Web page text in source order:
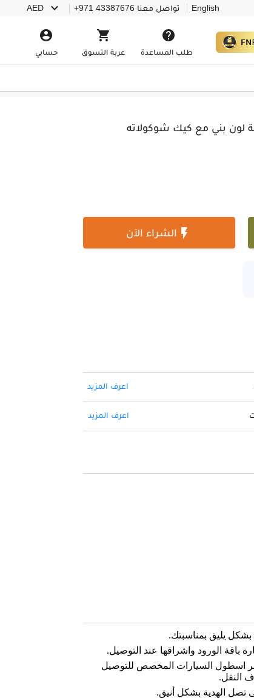
English تواصل معنا +971 43387676
AED 

طلب المساعدة

عربة التسوق

حسابي
لون بني مع كيك شوكولاته
 الشراء الآن
اعرف المزيد
اعرف المزيد
يليق بمناسبتك.
باقة الورود واشراقها عند التوصيل.
اسطول السيارات المخصص للتوصيل
النقل.
تصل الهدية بشكل أنيق.